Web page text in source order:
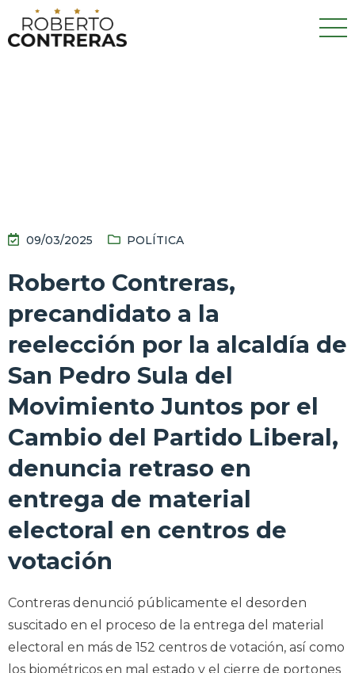
09/03/2025 POLÍTICA
Roberto Contreras,
precandidato a la
reelección por la alcaldía de
San Pedro Sula del
Movimiento Juntos por el
Cambio del Partido Liberal,
denuncia retraso en
entrega de material
electoral en centros de
votación
Contreras denunció públicamente el desorden
suscitado en el proceso de la entrega del material
electoral en más de 152 centros de votación, así como
los biométricos en mal estado y el cierre de portones